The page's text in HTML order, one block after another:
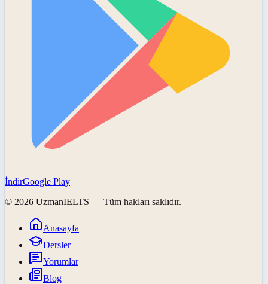
İndirGoogle Play
© 2026 UzmanIELTS — Tüm hakları saklıdır.
Anasayfa
Dersler
Yorumlar
Blog